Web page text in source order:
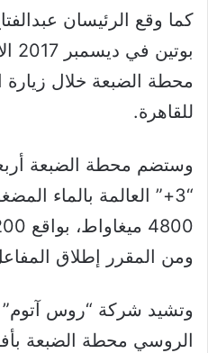
كما وقع الرئيسان
محطة الضبعة خلال
للقاهرة.
وستضم محطة الضبعة
“3+” العالمة بالماء
ومن المقرر إطلاق المفاعل
وتشيد شركة “روس آتوم”
الروسي محطة الضبعة